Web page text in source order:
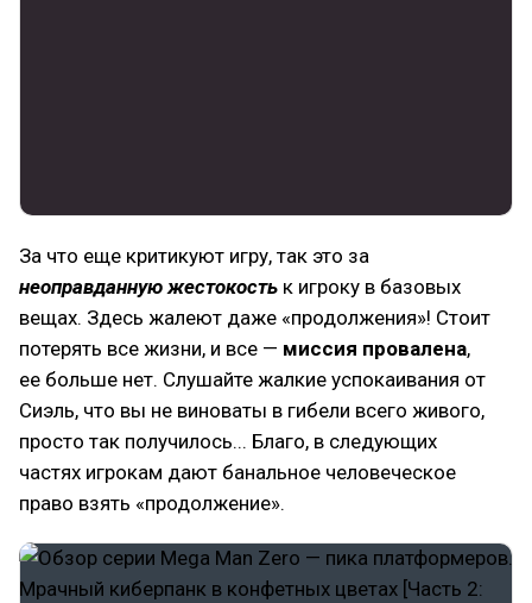
За что еще критикуют игру, так это за
неоправданную жестокость к игроку в базовых
вещах. Здесь жалеют даже «продолжения»! Стоит
потерять все жизни, и все — миссия провалена,
ее больше нет. Слушайте жалкие успокаивания от
Сиэль, что вы не виноваты в гибели всего живого,
просто так получилось... Благо, в следующих
частях игрокам дают банальное человеческое
право взять «продолжение».